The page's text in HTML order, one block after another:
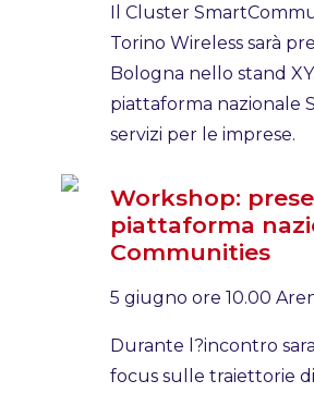
Il Cluster
Torino Wireless sarà
Bologna nello stand
piattaforma nazionale
servizi per le imprese.
Workshop:
piattaforma
Communities
5 giugno ore 10.00
Durante l?incontro
focus sulle traiettorie